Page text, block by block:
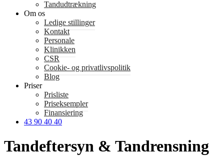
Tandudtrækning
Om os
Ledige stillinger
Kontakt
Personale
Klinikken
CSR
Cookie- og privatlivspolitik
Blog
Priser
Prisliste
Priseksempler
Finansiering
43 90 40 40
Tandeftersyn & Tandrensning